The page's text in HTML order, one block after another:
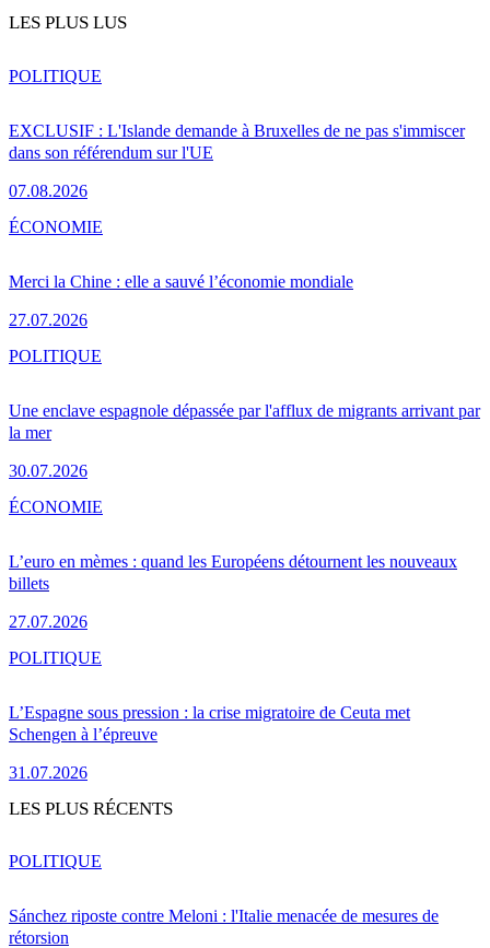
LES PLUS LUS
EXCLUSIF : L'Islande demande à Bruxelles de ne pas s'immiscer
dans son référendum sur l'UE
07.08.2026
POLITIQUE
Merci la Chine : elle a sauvé l’économie mondiale
27.07.2026
ÉCONOMIE
Une enclave espagnole dépassée par l'afflux de migrants arrivant par
la mer
30.07.2026
POLITIQUE
L’euro en mèmes : quand les Européens détournent les nouveaux
billets
27.07.2026
ÉCONOMIE
L’Espagne sous pression : la crise migratoire de Ceuta met
Schengen à l’épreuve
31.07.2026
POLITIQUE
LES PLUS RÉCENTS
Sánchez riposte contre Meloni : l'Italie menacée de mesures de
rétorsion
POLITIQUE